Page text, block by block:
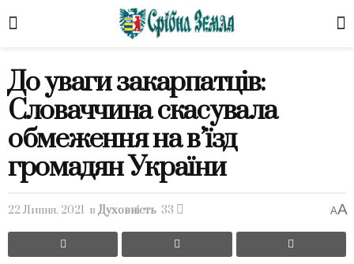
До уваги закарпатців:
Словаччина скасувала
обмеження на в’їзд
громадян України
22 Липня, 2021 в Духовність 33 AA